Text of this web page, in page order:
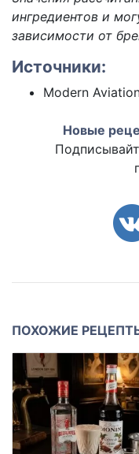
ингредиентов и
зависимости от
Источники:
Modern
Новые
ПОХОЖИЕ